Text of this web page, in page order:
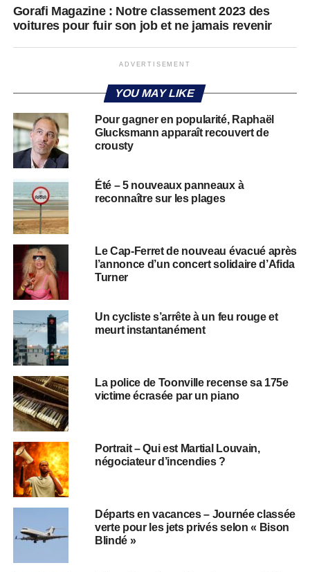
Gorafi Magazine : Notre classement 2023 des
voitures pour fuir son job et ne jamais revenir
ADVERTISEMENT
YOU MAY LIKE
Pour gagner en popularité, Raphaël
Glucksmann apparaît recouvert de
crousty
Été – 5 nouveaux panneaux à
reconnaître sur les plages
Le Cap-Ferret de nouveau évacué après
l’annonce d’un concert solidaire d’Afida
Turner
Un cycliste s’arrête à un feu rouge et
meurt instantanément
La police de Toonville recense sa 175e
victime écrasée par un piano
Portrait – Qui est Martial Louvain,
négociateur d’incendies ?
Départs en vacances – Journée classée
verte pour les jets privés selon « Bison
Blindé »